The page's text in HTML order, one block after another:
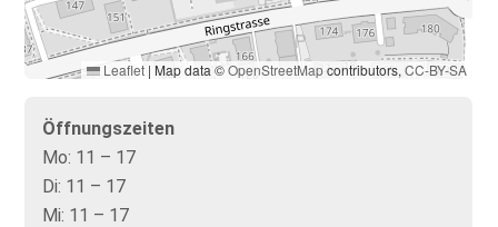
Leaflet | Map data ©OpenStreetMapcontributors,CC-BY-SA
Öffnungszeiten
Mo: 11 – 17
Di: 11 – 17
Mi: 11 – 17